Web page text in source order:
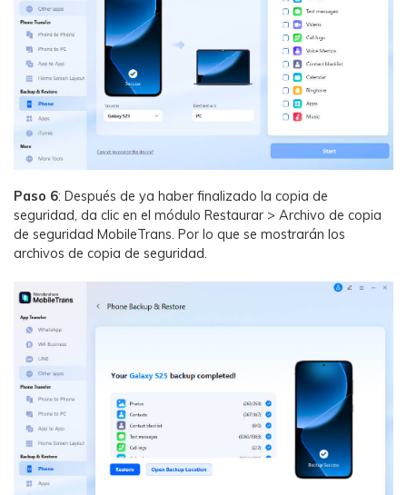
Paso 6: Después de ya haber finalizado la copia de
seguridad, da clic en el módulo Restaurar > Archivo de copia
de seguridad MobileTrans. Por lo que se mostrarán los
archivos de copia de seguridad.